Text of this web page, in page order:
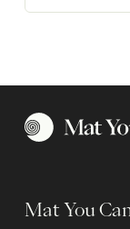
Mat You